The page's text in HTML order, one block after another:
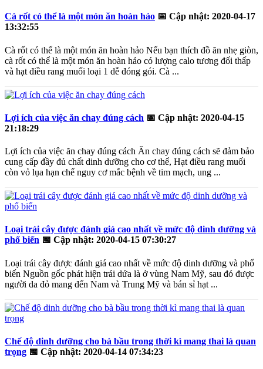
Cà rốt có thể là một món ăn hoàn hảo 📅 Cập nhật: 2020-04-17
13:32:55
Cà rốt có thể là một món ăn hoàn hảo Nếu bạn thích đồ ăn nhẹ giòn,
cà rốt có thể là một món ăn hoàn hảo có lượng calo tương đối thấp
và hạt điều rang muối loại 1 dễ đóng gói. Cà ...
Lợi ích của việc ăn chay đúng cách 📅 Cập nhật: 2020-04-15
21:18:29
Lợi ích của việc ăn chay đúng cách Ăn chay đúng cách sẽ đảm bảo
cung cấp đầy đủ chất dinh dưỡng cho cơ thể, Hạt điều rang muối
còn vỏ lụa hạn chế nguy cơ mắc bệnh về tim mạch, ung ...
Loại trái cây được đánh giá cao nhất về mức độ dinh dưỡng và
phổ biến 📅 Cập nhật: 2020-04-15 07:30:27
Loại trái cây được đánh giá cao nhất về mức độ dinh dưỡng và phổ
biến Nguồn gốc phát hiện trái dứa là ở vùng Nam Mỹ, sau đó được
người da đỏ mang đến Nam và Trung Mỹ và bán sỉ hạt ...
Chế độ dinh dưỡng cho bà bầu trong thời kì mang thai là quan
trọng 📅 Cập nhật: 2020-04-14 07:34:23